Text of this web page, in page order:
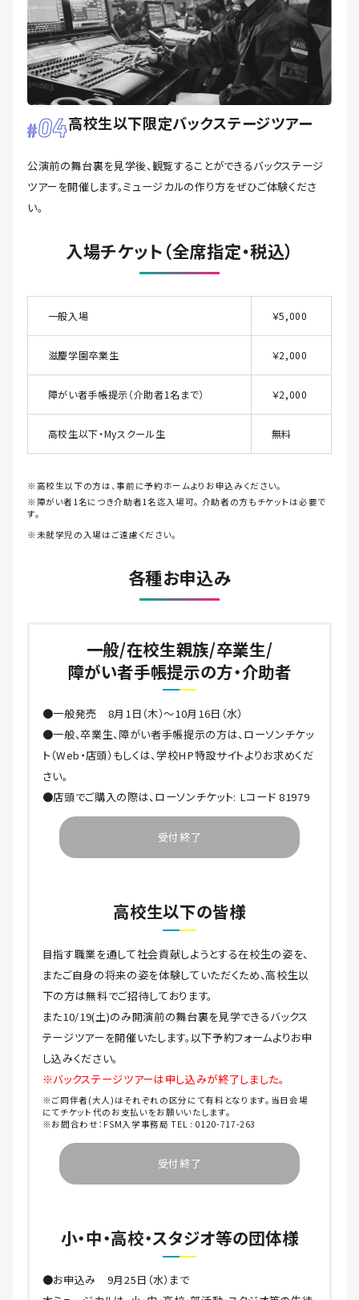
04高校生以下限定バックステージツアー
公演前の舞台裏を見学後、観覧することができるバックステージ
ツアーを開催します。ミュージカルの作り方をぜひご体験くださ
い。
入場チケット（全席指定・税込）
一般入場 ￥5,000
滋慶学園卒業生 ￥2,000
障がい者手帳提示（介助者1名まで） ￥2,000
高校生以下・Myスクール生 無料
※高校生以下の方は、事前に予約ホームよりお申込みください。
※障がい者1名につき介助者1名迄入場可。 介助者の方もチケットは必要で
す。
※未就学児の入場はご遠慮ください。
各種お申込み
一般/在校生親族/卒業生/
障がい者手帳提示の方・介助者
●一般発売 8月1日（木）～10月16日（水）
●一般、卒業生、障がい者手帳提示の方は、ローソンチケッ
ト（Web・店頭）もしくは、学校HP特設サイトよりお求めくだ
さい。
●店頭でご購入の際は、ローソンチケット: Lコード 81979
受付終了
高校生以下の皆様
目指す職業を通して社会貢献しようとする在校生の姿を、
またご自身の将来の姿を体験していただくため、高校生以
下の方は無料でご招待しております。
また10/19(土)のみ開演前の舞台裏を見学できるバックス
テージツアーを開催いたします。以下予約フォームよりお申
し込みください。
※バックステージツアーは申し込みが終了しました。
※ご同伴者(大人)はそれぞれの区分にて有料となります。当日会場
にてチケット代のお支払いをお願いいたします。
※お問合わせ：FSM入学事務局 TEL : 0120-717-263
受付終了
小・中・高校・スタジオ等の団体様
●お申込み 9月25日（水）まで